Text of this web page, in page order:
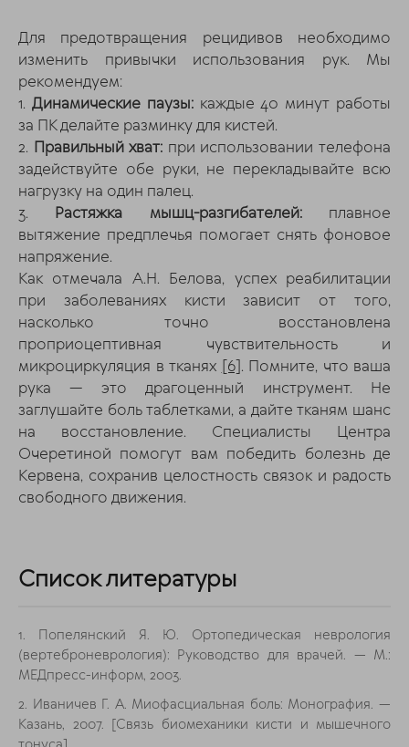
Для предотвращения рецидивов необходимо
изменить привычки использования рук. Мы
рекомендуем:
1. Динамические паузы:каждые 40 минут работы
за ПК делайте разминку для кистей.
2. Правильный хват: при использовании телефона
задействуйте обе руки, не перекладывайте всю
нагрузку на один палец.
3. Растяжка мышц-разгибателей:плавное
вытяжение предплечья помогает снять фоновое
напряжение.
Как отмечала А.Н. Белова, успех реабилитации
при заболеваниях кисти зависит от того,
насколько точно восстановлена
проприоцептивная чувствительность и
микроциркуляция в тканях [6]. Помните, что ваша
рука — это драгоценный инструмент. Не
заглушайте боль таблетками, а дайте тканям шанс
на восстановление. Специалисты Центра
Очеретиной помогут вам победить болезнь де
Кервена, сохранив целостность связок и радость
свободного движения.
Список литературы
1. Попелянский Я. Ю. Ортопедическая неврология
(вертеброневрология): Руководство для врачей. — М.:
МЕДпресс-информ, 2003.
2. Иваничев Г. А. Миофасциальная боль: Монография. —
Казань, 2007. [Связь биомеханики кисти и мышечного